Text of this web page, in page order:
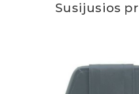
Susijusios